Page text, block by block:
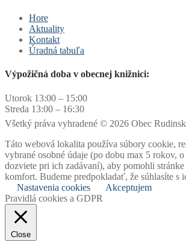
Hore
Aktuality
Kontakt
Úradná tabuľa
Výpožičná doba v obecnej knižnici:
Utorok 13:00 – 15:00
Streda 13:00 – 16:30
Všetký práva vyhradené © 2026 Obec
Táto webová lokalita používa súbory cookie,
vybrané osobné údaje (po dobu max 5 rokov, o
dozviete pri ich zadávaní), aby pomohli
komfort. Budeme predpokladať, že súhlasíte s
Nastavenia cookies
Akceptujem
Pravidlá cookies a GDPR
Close